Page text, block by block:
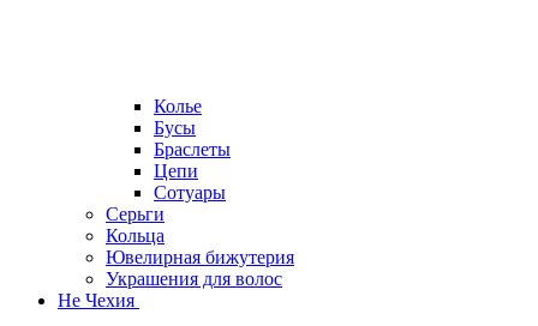
Колье
Бусы
Браслеты
Цепи
Сотуары
Серьги
Кольца
Ювелирная бижутерия
Украшения для волос
Не Чехия